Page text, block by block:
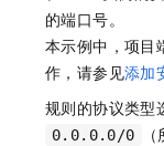
的端口号。
本示例中，项目
作，请参见添加
规则的协议类型
0.0.0.0/0